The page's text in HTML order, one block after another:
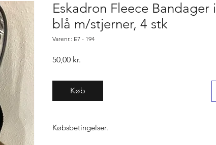
Eskadron Fleece Bandager i
blå m/stjerner, 4 stk
Varenr.: E7 - 194
50,00 kr.
Køb
Købsbetingelser.